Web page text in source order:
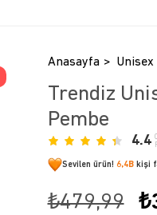
Anasayfa
Trendiz
Pembe
4.4
Sevilen ürün! 6,4Bkişi
₺479,99